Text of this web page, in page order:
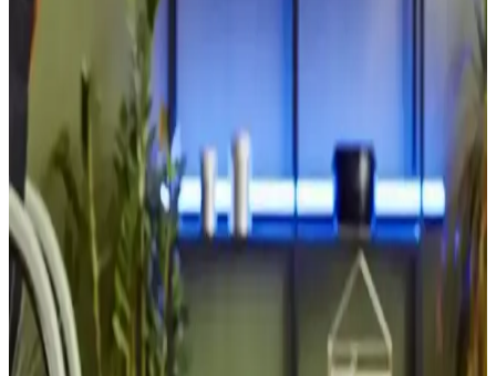
Photonmatrix Lazer Teknolojisi ile Sivrisinek
Avlama: Yöntem ve Etkileri
Photonmatrix, LiDAR destekli lazerlerle saniyede 30 sivrisineği
hedef alarak kimyasal kullanmadan haşere kontrolü sağlar. Ancak
faydalı böcekler ve insan sağlığı açısından riskler taşır.
Mikrodalga Fırın Seçiminde Güç, Teknoloji ve
Dayanıklılık Kriterleri
Mikrodalga fırın seçiminde güç, boyut, teknoloji ve dayanıklılık gibi
temel kriterler ele alınır. İnverter teknolojisi avantaj sağlasa da
günlük kullanımda zorunlu değildir. Marka ve fiyat tercihleri
önemlidir.
1967 Model Tektronix 453 Analog Osiloskopun İç
Yapısı ve Teknik Özellikleri